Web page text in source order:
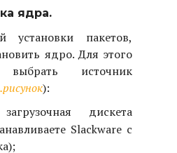
ядра.
установки пакетов,
ядро. Для этого
источник
):
дискета
Slackware с